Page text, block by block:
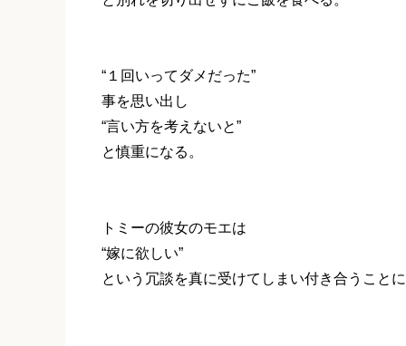
“１回いってダメだった”
事を思い出し
“言い方を考えないと”
と慎重になる。
トミーの彼女のモエは
“嫁に欲しい”
という冗談を真に受けてしまい付き合うこと